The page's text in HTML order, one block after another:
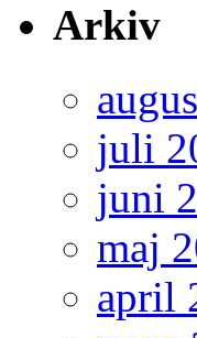
Arkiv
juli
juni
maj
april